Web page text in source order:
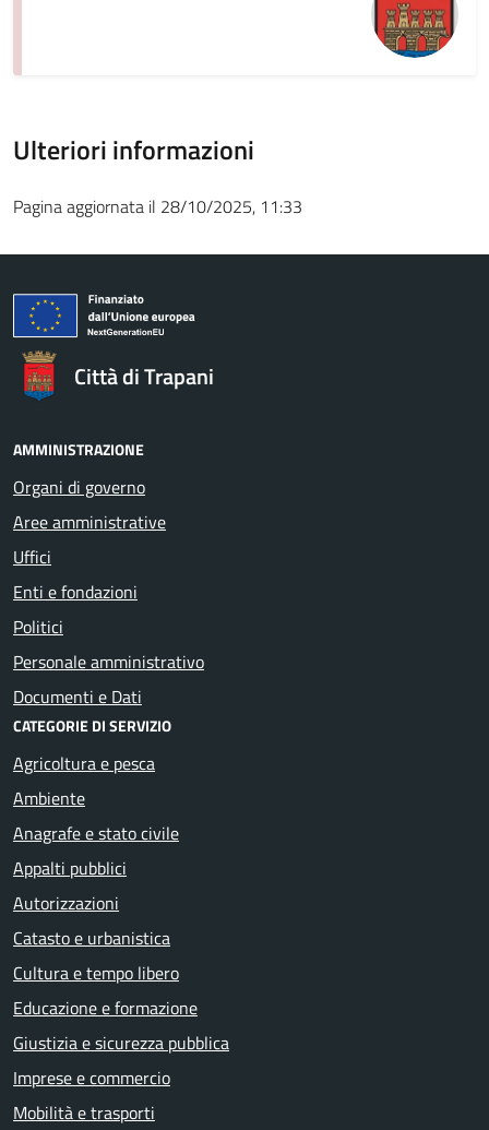
Ulteriori informazioni
Pagina aggiornata il 28/10/2025, 11:33
Città di Trapani
AMMINISTRAZIONE
Organi di governo
Aree amministrative
Uffici
Enti e fondazioni
Politici
Personale amministrativo
Documenti e Dati
CATEGORIE DI SERVIZIO
Agricoltura e pesca
Ambiente
Anagrafe e stato civile
Appalti pubblici
Autorizzazioni
Catasto e urbanistica
Cultura e tempo libero
Educazione e formazione
Giustizia e sicurezza pubblica
Imprese e commercio
Mobilità e trasporti